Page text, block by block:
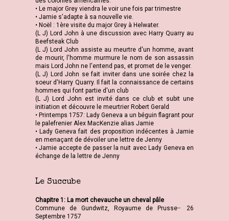
• Le major Grey viendra le voir une fois par trimestre
• Jamie s'adapte à sa nouvelle vie.
• Noël : 1ère visite du major Grey à Helwater.
(L J) Lord John à une discussion avec Harry Quarry au
Beefsteak Club
(L J) Lord John assiste au meurtre d'un homme, avant
de mourir, l'homme murmure le nom de son assassin
mais Lord John ne l'entend pas, et promet de le venger.
(L J) Lord John se fait inviter dans une soirée chez la
soeur d'Harry Quarry. Il fait la connaissance de certains
hommes qui font partie d'un club
(L J) Lord John est invité dans ce club et subit une
initiation et découvre le meurtrier Robert Gerald
• Printemps 1757: Lady Geneva a un béguin flagrant pour
le palefrenier Alex MacKenzie alias Jamie
• Lady Geneva fait des proposition indécentes à Jamie
en menaçant de dévoiler une lettre de Jenny
• Jamie accepte de passer la nuit avec Lady Geneva en
échange de la lettre de Jenny
Le Succube
Chapitre 1: La mort chevauche un cheval pâle
Commune de Gundwitz, Royaume de Prusse ̶ 26
Septembre 1757